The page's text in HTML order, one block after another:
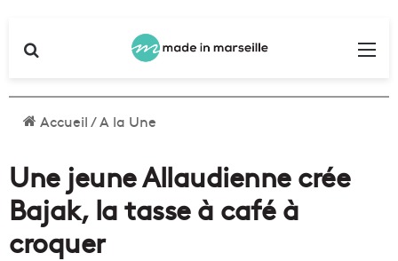
Accueil/A la Une
Une jeune Allaudienne crée
Bajak, la tasse à café à
croquer